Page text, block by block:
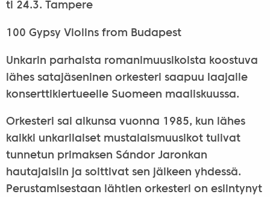
ti 24.3. Tampere
100 Gypsy Violins from Budapest
Unkarin parhaista romanimuusikoista koostuva
lähes satajäseninen orkesteri saapuu laajalle
konserttikiertueelle Suomeen maaliskuussa.
Orkesteri sai alkunsa vuonna 1985, kun lähes
kaikki unkarilaiset mustalaismuusikot tulivat
tunnetun primaksen Sándor Jaronkan
hautajaisiin ja soittivat sen jälkeen yhdessä.
Perustamisestaan lähtien orkesteri on esiintynyt